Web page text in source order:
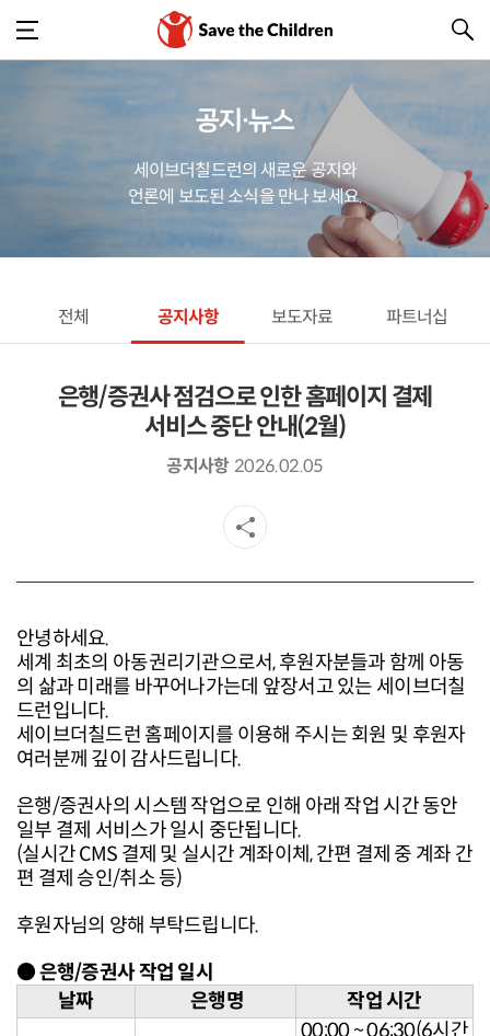
공지·뉴스
세이브더칠드런의 새로운 공지와
언론에 보도된 소식을 만나 보세요.
전체 공지사항 보도자료 파트너십
은행/증권사 점검으로 인한 홈페이지 결제
서비스 중단 안내(2월)
공지사항 2026.02.05
안녕하세요.
세계 최초의 아동권리기관으로서, 후원자분들과 함께 아동
의 삶과 미래를 바꾸어나가는데 앞장서고 있는 세이브더칠
드런입니다.
세이브더칠드런 홈페이지를 이용해 주시는 회원 및 후원자
여러분께 깊이 감사드립니다.
은행/증권사의 시스템 작업으로 인해 아래 작업 시간 동안
일부 결제 서비스가 일시 중단됩니다.
(실시간 CMS 결제 및 실시간 계좌이체, 간편 결제 중 계좌 간
편 결제 승인/취소 등)
후원자님의 양해 부탁드립니다.
● 은행/증권사 작업 일시
날짜
은행명 작업 시간
00:00 ~ 06:30(6시간